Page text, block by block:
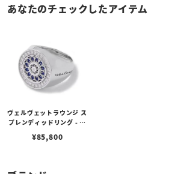
あなたのチェックしたアイテム
ヴェルヴェットラウンジ ス
プレンディッドリング - 華
¥85,800